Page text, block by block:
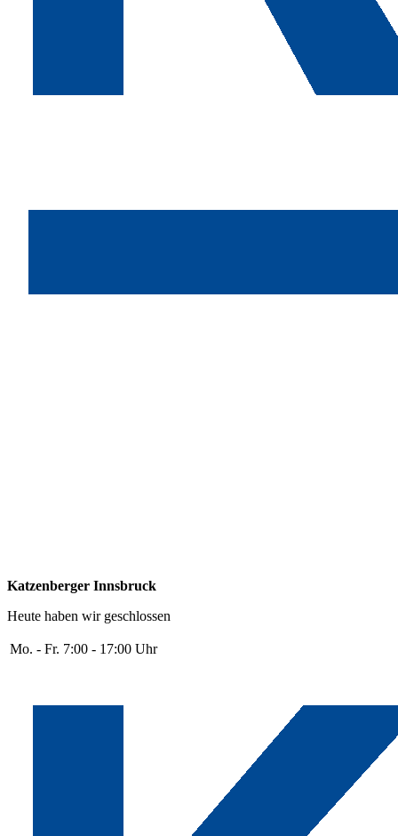
Katzenberger Innsbruck
Heute haben wir geschlossen
Mo. - Fr. 7:00 - 17:00 Uhr